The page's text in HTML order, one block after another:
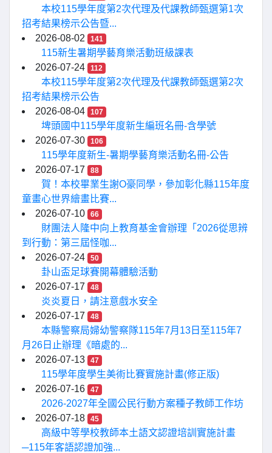
本校115學年度第2次代理及代課教師甄選第1次
招考結果榜示公告暨...
2026-08-02
141
115新生暑期學藝育樂活動班級課表
2026-07-24
112
本校115學年度第2次代理及代課教師甄選第2次
招考結果榜示公告
2026-08-04
107
埤頭國中115學年度新生編班名冊-含學號
2026-07-30
106
115學年度新生-暑期學藝育樂活動名冊-公告
2026-07-17
88
賀！本校畢業生謝O豪同學，參加彰化縣115年度
童畫心世界繪畫比賽...
2026-07-10
66
財團法人隆中向上教育基金會辦理「2026從思辨
到行動：第三屆怪咖...
2026-07-24
50
卦山盃足球賽開幕體驗活動
2026-07-17
48
炎炎夏日，請注意戲水安全
2026-07-17
48
本縣警察局婦幼警察隊115年7月13日至115年7
月26日止辦理《暗處的...
2026-07-13
47
115學年度學生美術比賽實施計畫(修正版)
2026-07-16
47
2026-2027年全國公民行動方案種子教師工作坊
2026-07-18
45
高級中等學校教師本土語文認證培訓實施計畫
─115年客語認證加強...